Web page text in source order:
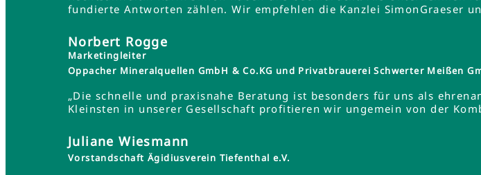
fundierte Antworten zählen. Wir empfehlen die Kanzlei SimonGraeser
Norbert Rogge
Marketingleiter
Oppacher Mineralquellen GmbH & Co.KG und Privatbrauerei Schwerter Meißen
„Die schnelle und praxisnahe Beratung ist besonders für uns als
Kleinsten in unserer Gesellschaft profitieren wir ungemein von der
Juliane Wiesmann
Vorstandschaft Ägidiusverein Tiefenthal e.V.